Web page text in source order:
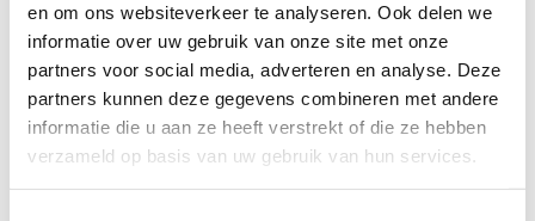
en om ons websiteverkeer te analyseren. Ook delen we
informatie over uw gebruik van onze site met onze
partners voor social media, adverteren en analyse. Deze
partners kunnen deze gegevens combineren met andere
informatie die u aan ze heeft verstrekt of die ze hebben
verzameld op basis van uw gebruik van hun services.
MET WIE WE JE GEGEVENS DELEN
Voorgestelde tekst:Als je een wachtwoord reset aanvraagt,
wordt je IP-adres opgenomen in de reset e-mail.
HOELANG WE JE GEGEVENS
BEWAREN